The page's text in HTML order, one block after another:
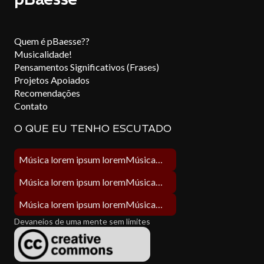
Quem é pBaesse??
Musicalidade!
Pensamentos Significativos (Frases)
Projetos Apoiados
Recomendações
Contato
O QUE EU TENHO ESCUTADO
Música lorem ipsum loremMúsica lorem ipsum lorem
Música lorem ipsum loremMúsica lorem ipsum lorem
Música lorem ipsum loremMúsica lorem ipsum lorem
Devaneios de uma mente sem limites